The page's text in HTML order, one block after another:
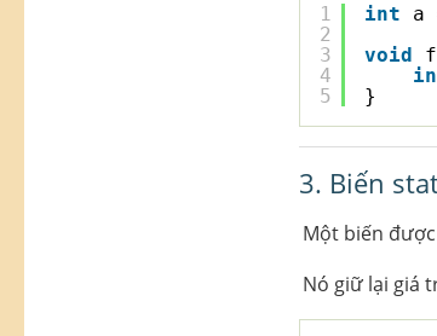
1
2
3
4
5
int a
void
}
3. Biến
Một biến
Nó giữ lại giá